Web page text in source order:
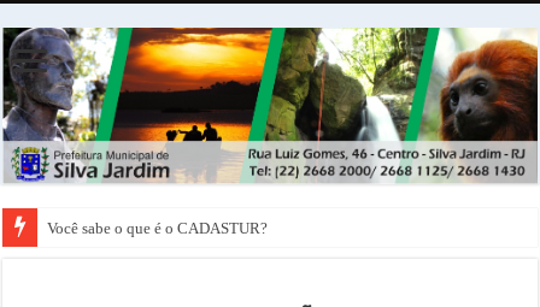
Você sabe o que é o CADASTUR?